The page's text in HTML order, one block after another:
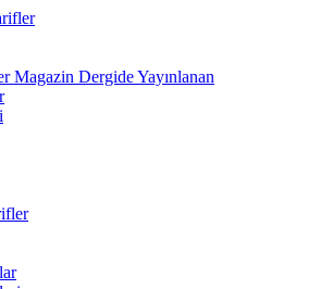
Magazin Dergide Yayınlanan